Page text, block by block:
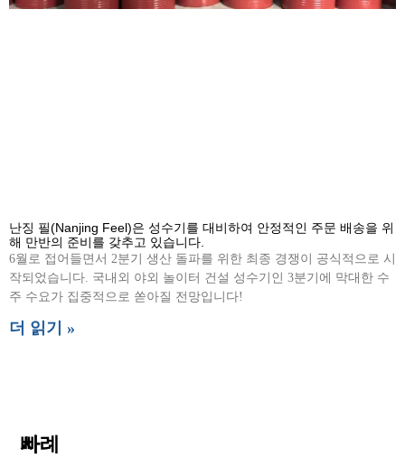
난징 필(Nanjing Feel)은 성수기를 대비하여 안정적인 주문 배송을 위
해 만반의 준비를 갖추고 있습니다.
6월로 접어들면서 2분기 생산 돌파를 위한 최종 경쟁이 공식적으로 시
작되었습니다. 국내외 야외 놀이터 건설 성수기인 3분기에 막대한 수
주 수요가 집중적으로 쏟아질 전망입니다!
더 읽기 »
빠
사례